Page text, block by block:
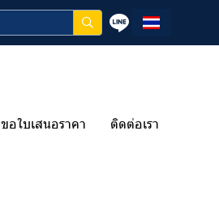
ขอใบเสนอราคา ติดต่อเรา